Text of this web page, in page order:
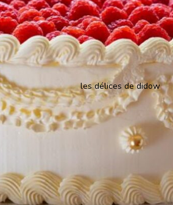
les délices de didow